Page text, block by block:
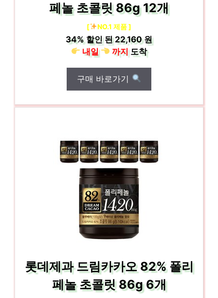
페놀 초콜릿 86g 12개
[ NO.1 제품 ]
34% 할인 된22,160 원
내일
까지도착
구매 바로가기
롯데제과 드림카카오 82% 폴리
페놀 초콜릿 86g 6개